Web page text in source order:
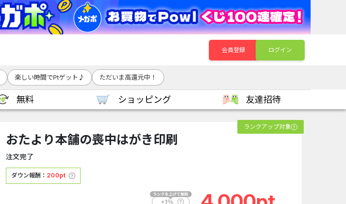
会員登録 ログイン
楽しい時間でPtゲット♪ ただいま高還元中！
無料 ショッピング 友達招待
ランクアップ対象
おたより本舗の喪中はがき印刷
注文完了
ダウン報酬： 200pt